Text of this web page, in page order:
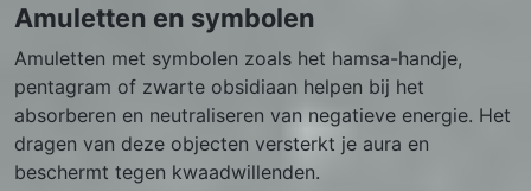
Amuletten en symbolen
Amuletten met symbolen zoals het hamsa-handje,
pentagram of zwarte obsidiaan helpen bij het
absorberen en neutraliseren van negatieve energie. Het
dragen van deze objecten versterkt je aura en
beschermt tegen kwaadwillenden.